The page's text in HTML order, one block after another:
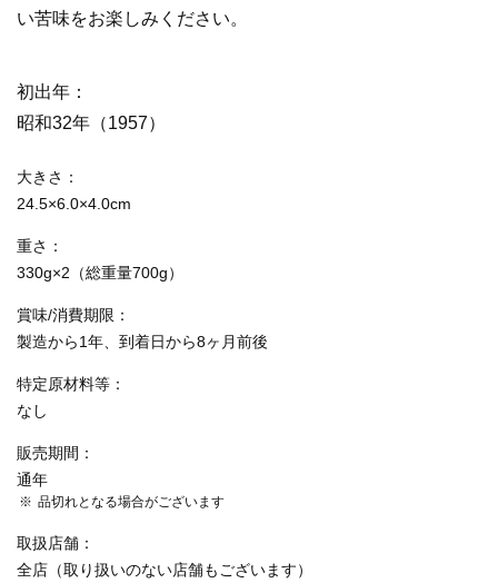
い苦味をお楽しみください。
初出年
昭和32年（1957）
大きさ
24.5×6.0×4.0cm
重さ
330g×2（総重量700g）
賞味/消費期限
製造から1年、到着日から8ヶ月前後
特定原材料等
なし
販売期間
通年
品切れとなる場合がございます
取扱店舗
全店（取り扱いのない店舗もございます）